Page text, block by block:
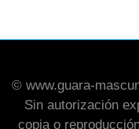
© www.guara-
Sin autorización
copia o